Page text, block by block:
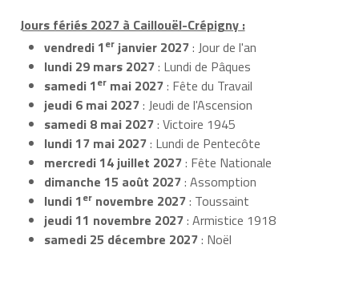
Jours fériés 2027 à Caillouël-Crépigny :
vendredi 1er janvier 2027: Jour de l'an
lundi 29 mars 2027: Lundi de Pâques
samedi 1er mai 2027: Fête du Travail
jeudi 6 mai 2027: Jeudi de l'Ascension
samedi 8 mai 2027: Victoire 1945
lundi 17 mai 2027: Lundi de Pentecôte
mercredi 14 juillet 2027: Fête Nationale
dimanche 15 août 2027: Assomption
lundi 1er novembre 2027: Toussaint
jeudi 11 novembre 2027: Armistice 1918
samedi 25 décembre 2027: Noël